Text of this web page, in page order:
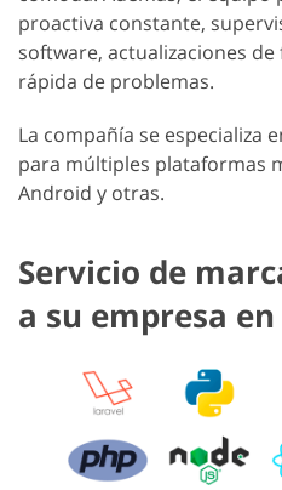
proactiva constante,
software, actualizaciones
rápida de problemas.
La compañía se especializa
para múltiples plataformas
Android y otras.
Servicio de
a su empresa